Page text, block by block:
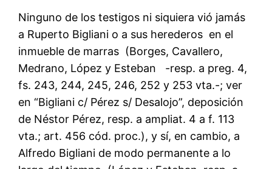
Ninguno de los testigos ni siquiera vió jamás
a Ruperto Bigliani o a sus herederos en el
inmueble de marras (Borges, Cavallero,
Medrano, López y Esteban -resp. a preg. 4,
fs. 243, 244, 245, 246, 252 y 253 vta.-; ver
en “Bigliani c/ Pérez s/ Desalojo”, deposición
de Néstor Pérez, resp. a ampliat. 4 a f. 113
vta.; art. 456 cód. proc.), y sí, en cambio, a
Alfredo Bigliani de modo permanente a lo